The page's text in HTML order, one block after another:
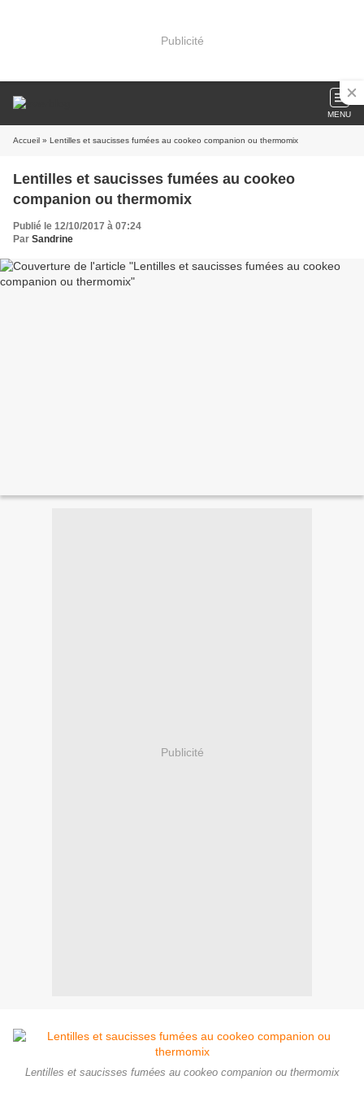
Publicité
MENU
Accueil » Lentilles et saucisses fumées au cookeo companion ou thermomix
Lentilles et saucisses fumées au cookeo
companion ou thermomix
Publié le 12/10/2017 à 07:24
Par Sandrine
Publicité
Lentilles et saucisses fumées au cookeo companion ou thermomix